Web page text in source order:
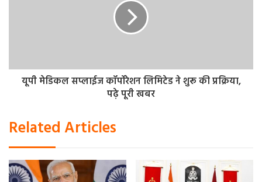
हिन्दुस्तान के पहले मालिक थे। आदिवासियों को जमीन का अधिकार
मिलना चाहिए, उनकी संस्कृति, जंगल, उनकी जमीन की रक्षा करनी
चाहिए। क्योंकि वे हिन्दुस्तान के पहले और पुराने मालिक हैं। वनवासी
के आदिवासियों का अपमान है। आप पर आक्रमण है, आपकी संस्कृति
पर, आपके इतिहास पर, आपके अलग-अलग भाषाओं पर आक्रमण है।
बिजली बिल हाफ किया :
राहुल ने जनता से कहा कि सरकार बनते ही हमने दो घंटों में किसानों
का 10 हजार करोड़ का कर्ज माफ किया। साथ ही बिजली बिल हाफ
किया, आदिवासियों को उनकी जमीनें वापस दिलाई।
यूपी मेडिकल सप्लाईज कॉर्पोरेशन लिमिटेड ने शुरू की प्रक्रिया,
पढ़े पूरी खबर
Related Articles